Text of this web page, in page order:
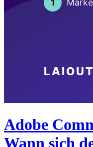
Adobe
Wann sich